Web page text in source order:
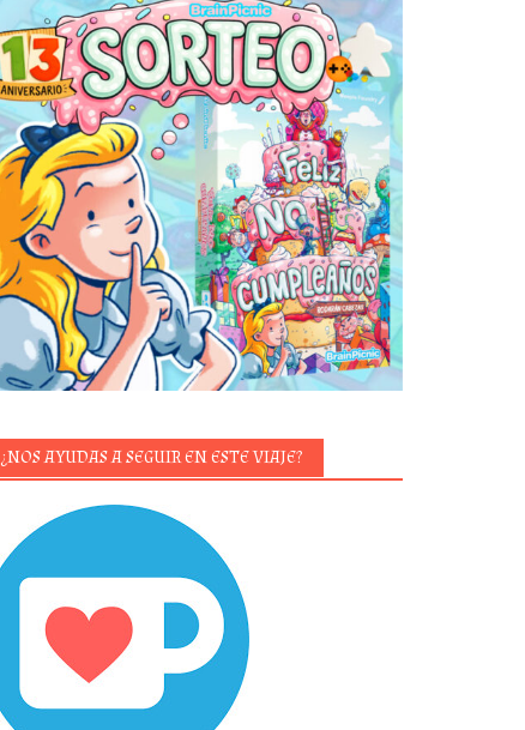
¿NOS AYUDAS A SEGUIR EN ESTE VIAJE?